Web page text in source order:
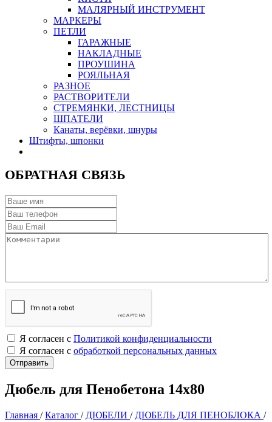
МАЛЯРНЫЙ ИНСТРУМЕНТ
МАРКЕРЫ
ПЕТЛИ
ГАРАЖНЫЕ
НАКЛАДНЫЕ
ПРОУШИНА
РОЯЛЬНАЯ
РАЗНОЕ
РАСТВОРИТЕЛИ
СТРЕМЯНКИ, ЛЕСТНИЦЫ
ШПАТЕЛИ
Канаты, верёвки, шнуры
Штифты, шпонки
ОБРАТНАЯ СВЯЗЬ
Я согласен с Политикой конфиденциальности
Я согласен с обработкой персональных данных
Дюбель для Пенобетона 14х80
Главная /Каталог / ДЮБЕЛИ / ДЮБЕЛЬ ДЛЯ ПЕНОБЛОКА /